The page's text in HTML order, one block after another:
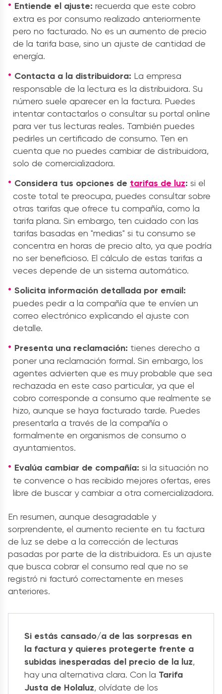
Entiende el ajuste: recuerda que este cobro
extra es por consumo realizado anteriormente
pero no facturado. No es un aumento de precio
de la tarifa base, sino un ajuste de cantidad de
energía.
Contacta a la distribuidora: La empresa
responsable de la lectura es la distribuidora. Su
número suele aparecer en la factura. Puedes
intentar contactarlos o consultar su portal online
para ver tus lecturas reales. También puedes
pedirles un certificado de consumo. Ten en
cuenta que no puedes cambiar de distribuidora,
solo de comercializadora.
Considera tus opciones de tarifas de luz: si el
coste total te preocupa, puedes consultar sobre
otras tarifas que ofrece tu compañía, como la
tarifa plana. Sin embargo, ten cuidado con las
tarifas basadas en "medias" si tu consumo se
concentra en horas de precio alto, ya que podría
no ser beneficioso. El cálculo de estas tarifas a
veces depende de un sistema automático.
Solicita información detallada por email:
puedes pedir a la compañía que te envíen un
correo electrónico explicando el ajuste con
detalle.
Presenta una reclamación: tienes derecho a
poner una reclamación formal. Sin embargo, los
agentes advierten que es muy probable que sea
rechazada en este caso particular, ya que el
cobro corresponde a consumo que realmente se
hizo, aunque se haya facturado tarde. Puedes
presentarla a través de la compañía o
formalmente en organismos de consumo o
ayuntamientos.
Evalúa cambiar de compañía: si la situación no
te convence o has recibido mejores ofertas, eres
libre de buscar y cambiar a otra comercializadora.
En resumen, aunque desagradable y
sorprendente, el aumento reciente en tu factura
de luz se debe a la corrección de lecturas
pasadas por parte de la distribuidora. Es un ajuste
que busca cobrar el consumo real que no se
registró ni facturó correctamente en meses
anteriores.
Si estás cansado/a de las sorpresas en
la factura y quieres protegerte frente a
subidas inesperadas del precio de la luz,
hay una alternativa clara. Con la Tarifa
Justa de Holaluz, olvídate de los